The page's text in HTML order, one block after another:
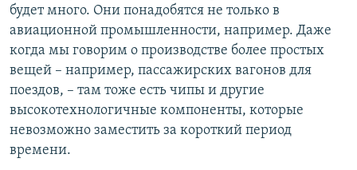
будет много. Они понадобятся не только в
авиационной промышленности, например. Даже
когда мы говорим о производстве более простых
вещей – например, пассажирских вагонов для
поездов, – там тоже есть чипы и другие
высокотехнологичные компоненты, которые
невозможно заместить за короткий период
времени.